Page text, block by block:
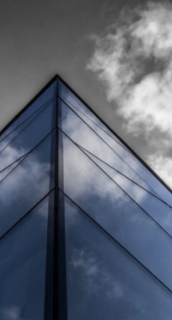
Portugal
Reflet
Urbain